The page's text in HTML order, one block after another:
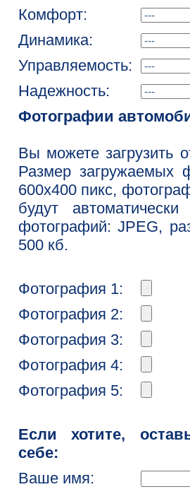
Комфорт:
Динамика:
Управляемость:
Надежность:
Фотографии
Вы можете загрузить
Размер загружаемых
600x400 пикс,
будут
фотографий: JPEG,
500 кб.
Фотография 1:
Фотография 2:
Фотография 3:
Фотография 4:
Фотография 5:
Если хотите,
себе:
Ваше имя: